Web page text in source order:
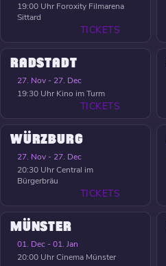
19:00 Uhr Foroxity Filmarena
Sittard
TICKETS
RADSTADT
27. Nov - 27. Dec
19:30 Uhr Kino im Turm
TICKETS
WÜRZBURG
27. Nov - 27. Dec
20:30 UhrCentral im
Bürgerbräu
TICKETS
MÜNSTER
01. Dec - 01. Jan
20:00 UhrCinema Münster